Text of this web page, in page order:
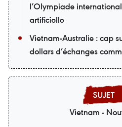
l’Olympiade
artificielle
Vietnam-Australie : cap
dollars d’échanges
Vietnam -